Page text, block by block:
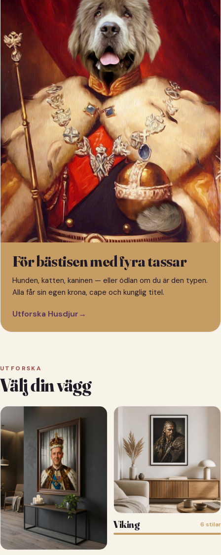
För bästisen med fyra tassar
Hunden, katten, kaninen — eller ödlan om du är den typen.
Alla får sin egen krona, cape och kunglig titel.
Utforska Husdjur→
UTFORSKA
Välj din vägg
Viking 6 stilar